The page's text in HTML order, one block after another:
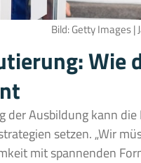
Bild: Getty Images |
Wie
der Ausbildung kann
setzen. „Wir
mit spannenden